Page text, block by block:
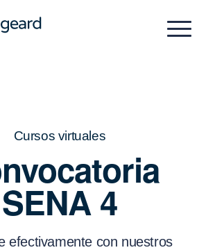
Cursos virtuales
SENA 4
efectivamente con nuestros